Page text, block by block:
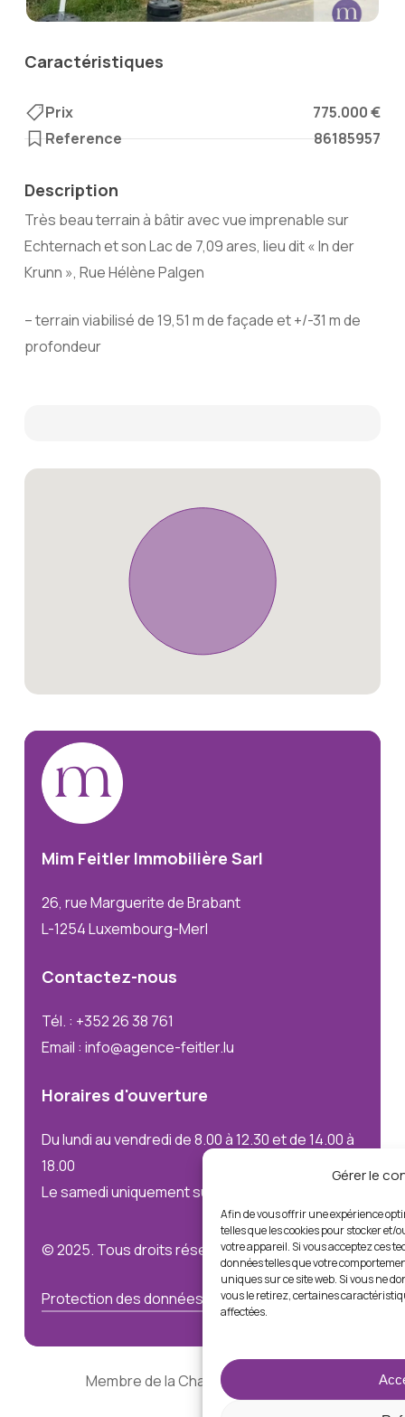
Gérer le
Afin de vous offrir une expérience
telles que les cookies pour stocker
votre appareil. Si vous acceptez ces
données telles que votre
uniques sur ce site web. Si vous ne
vous le retirez, certaines
affectées.
Caractéristiques
Prix
775.000 €
Reference
86185957
Description
Très beau terrain à bâtir avec vue imprenable sur
Echternach et son Lac de 7,09 ares, lieu dit « In der
Krunn », Rue Hélène Palgen
– terrain viabilisé de 19,51 m de façade et +/-31 m de
profondeur
Mim Feitler Immobilière Sarl
26, rue Marguerite de Brabant
L-1254 Luxembourg-Merl
Contactez-nous
Tél. : +352 26 38 761
Email : info@agence-feitler.lu
Horaires d'ouverture
Du lundi au vendredi de 8.00 à 12.30 et de 14.00 à
18.00
Le samedi uniquement sur rendez-vous
© 2025. Tous droits réservés
Protection des données Mentions légales
Membre de la Chambre Immobilière